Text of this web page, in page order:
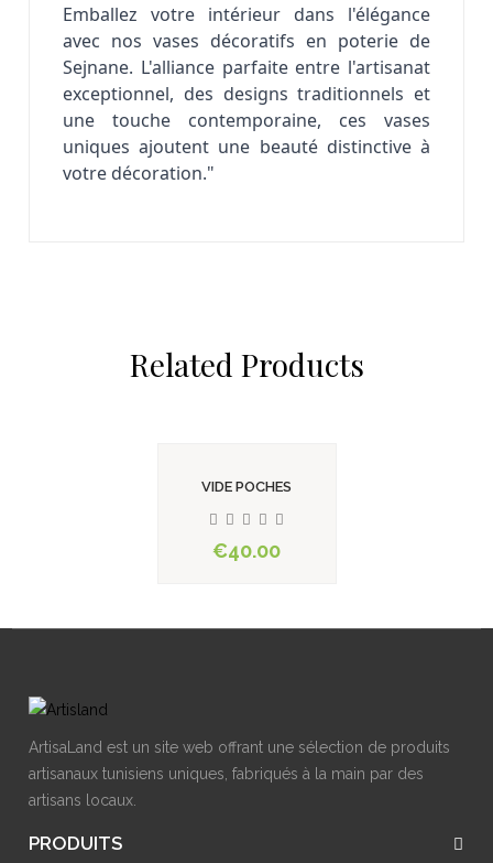
Emballez votre intérieur dans l'élégance
avec nos vases décoratifs en poterie de
Sejnane. L'alliance parfaite entre l'artisanat
exceptionnel, des designs traditionnels et
une touche contemporaine, ces vases
uniques ajoutent une beauté distinctive à
votre décoration."
Related Products
VIDE POCHES
€40.00
ArtisaLand est un site web offrant une sélection de produits
artisanaux tunisiens uniques, fabriqués à la main par des
artisans locaux.
PRODUITS